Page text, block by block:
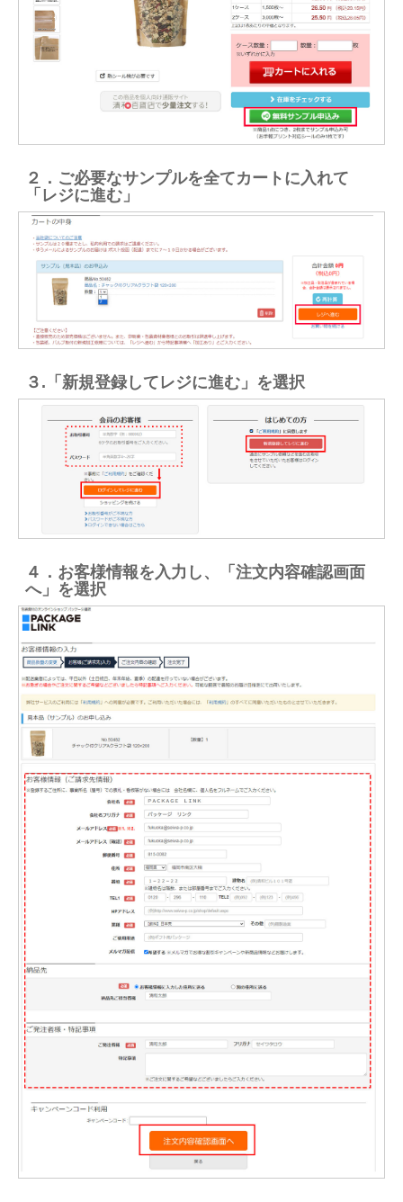
２．ご必要なサンプルを全てカートに入れて
「レジに進む」
３.「新規登録してレジに進む」を選択
４．お客様情報を入力し、「注文内容確認画面
へ」を選択